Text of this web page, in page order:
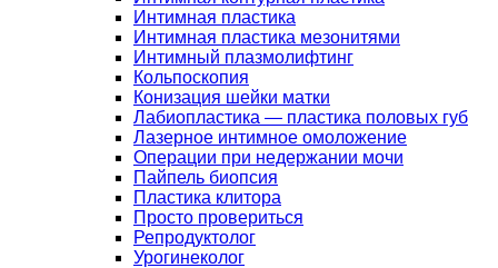
Интимная пластика
Интимная пластика мезонитями
Интимный плазмолифтинг
Кольпоскопия
Конизация шейки матки
Лабиопластика — пластика половых губ
Лазерное интимное омоложение
Операции при недержании мочи
Пайпель биопсия
Пластика клитора
Просто провериться
Репродуктолог
Урогинеколог